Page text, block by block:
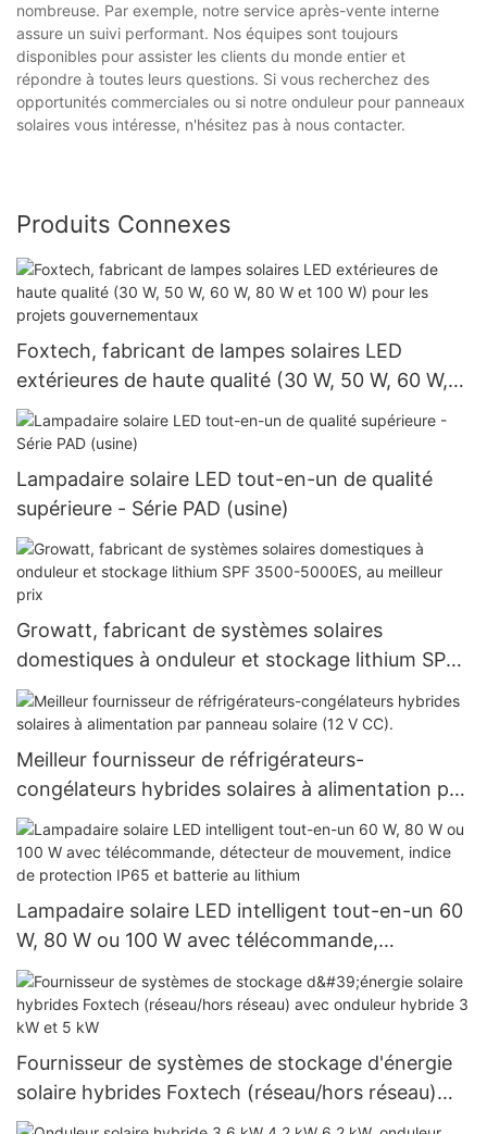
nombreuse. Par exemple, notre service après-vente interne
assure un suivi performant. Nos équipes sont toujours
disponibles pour assister les clients du monde entier et
répondre à toutes leurs questions. Si vous recherchez des
opportunités commerciales ou si notre onduleur pour panneaux
solaires vous intéresse, n'hésitez pas à nous contacter.
Produits Connexes
Foxtech, fabricant de lampes solaires LED
extérieures de haute qualité (30 W, 50 W, 60 W,
80 W et 100 W) pour les projets
gouvernementaux
Lampadaire solaire LED tout-en-un de qualité
supérieure - Série PAD (usine)
Growatt, fabricant de systèmes solaires
domestiques à onduleur et stockage lithium SPF
3500-5000ES, au meilleur prix
Meilleur fournisseur de réfrigérateurs-
congélateurs hybrides solaires à alimentation par
panneau solaire (12 V CC).
Lampadaire solaire LED intelligent tout-en-un 60
W, 80 W ou 100 W avec télécommande,
détecteur de mouvement, indice de protection
IP65 et batterie au lithium
Fournisseur de systèmes de stockage d'énergie
solaire hybrides Foxtech (réseau/hors réseau)
avec onduleur hybride 3 kW et 5 kW